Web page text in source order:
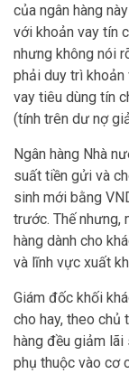
của ngân hàng
với khoản vay tín
nhưng không nói
phải duy trì khoản
vay tiêu dùng tín
(tính trên dư nợ
Ngân hàng Nhà
suất tiền gửi và
sinh mới bằng
trước. Thế nhưng,
hàng dành cho
và lĩnh vực xuất
Giám đốc khối
cho hay, theo chủ
hàng đều giảm lãi
phụ thuộc vào cơ